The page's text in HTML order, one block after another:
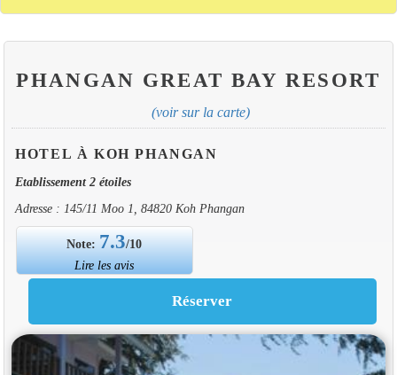
PHANGAN GREAT BAY RESORT
(voir sur la carte)
HOTEL À KOH PHANGAN
Etablissement 2 étoiles
Adresse : 145/11 Moo 1, 84820 Koh Phangan
Note: 7.3/10
Lire les avis